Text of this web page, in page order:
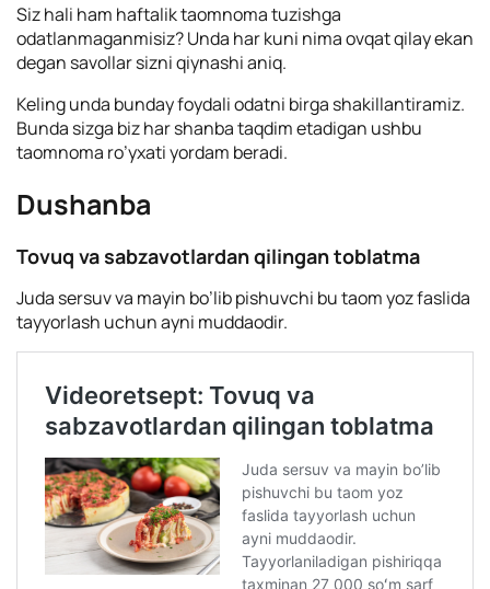
Siz hali ham haftalik taomnoma tuzishga
odatlanmaganmisiz? Unda har kuni nima ovqat qilay ekan
degan savollar sizni qiynashi aniq.
Keling unda bunday foydali odatni birga shakillantiramiz.
Bunda sizga biz har shanba taqdim etadigan ushbu
taomnoma ro’yxati yordam beradi.
Dushanba
Tovuq va sabzavotlardan qilingan toblatma
Juda sersuv va mayin bo’lib pishuvchi bu taom yoz faslida
tayyorlash uchun ayni muddaodir.